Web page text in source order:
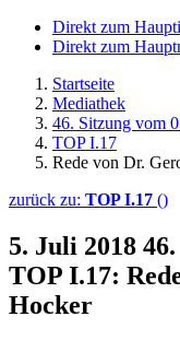
Direkt zum
Direkt zum
Startseite
Mediathek
46. Sitzung vom
TOP I.17
Rede von Dr.
zurück zu: TOP I.17 ()
5. Juli 2018
TOP I.17:
Hocker